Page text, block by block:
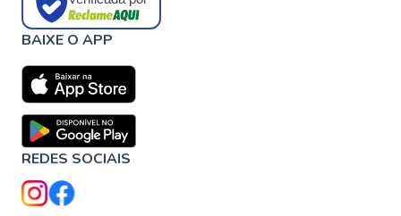
BAIXE O APP
REDES SOCIAIS